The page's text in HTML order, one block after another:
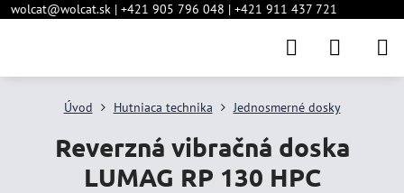
wolcat@wolcat.sk | +421 905 796 048 | +421 911 437 721
Úvod Hutniaca technika Jednosmerné dosky
Reverzná vibračná doska
LUMAG RP 130 HPC